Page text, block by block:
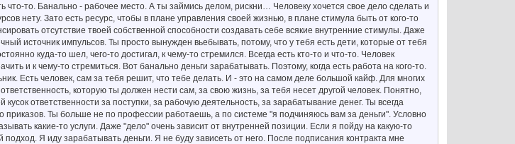
что-то. Банально - рабочее место. А ты займись делом, рискни… Человеку хочется свое дело сделать и
нету. Зато есть ресурс, чтобы в плане управления своей жизнью, в плане стимула быть от кого-то
отсутствие твоей собственной способности создавать себе всякие внутренние стимулы. Даже
источник импульсов. Ты просто вынужден вьебывать, потому, что у тебя есть дети, которые от тебя
куда-то шел, чего-то достигал, к чему-то стремился. Всегда есть кто-то и что-то. Человек
и к чему-то стремиться. Вот банально деньги зарабатывать. Поэтому, когда есть работа на кого-то.
Есть человек, сам за тебя решит, что тебе делать. И - это на самом деле большой кайф. Для многих
которую ты должен нести сам, за свою жизнь, за тебя несет другой человек. Понятно,
ответственности за поступки, за рабочую деятельность, за зарабатывание денег. Ты всегда
приказов. Ты больше не по профессии работаешь, а по системе "я подчиняюсь вам за деньги". Условно
какие-то услуги. Даже "дело" очень зависит от внутренней позиции. Если я пойду на какую-то
Я иду зарабатывать деньги. Я не буду зависеть от него. После подписания контракта мне